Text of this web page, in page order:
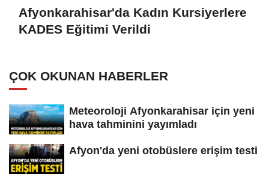
Afyonkarahisar'da Kadın Kursiyerlere
KADES Eğitimi Verildi
ÇOK OKUNAN HABERLER
Meteoroloji Afyonkarahisar için yeni
hava tahminini yayımladı
Afyon'da yeni otobüslere erişim testi